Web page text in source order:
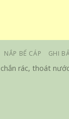
NẮP BỂ CÁP GHI
rác, thoát